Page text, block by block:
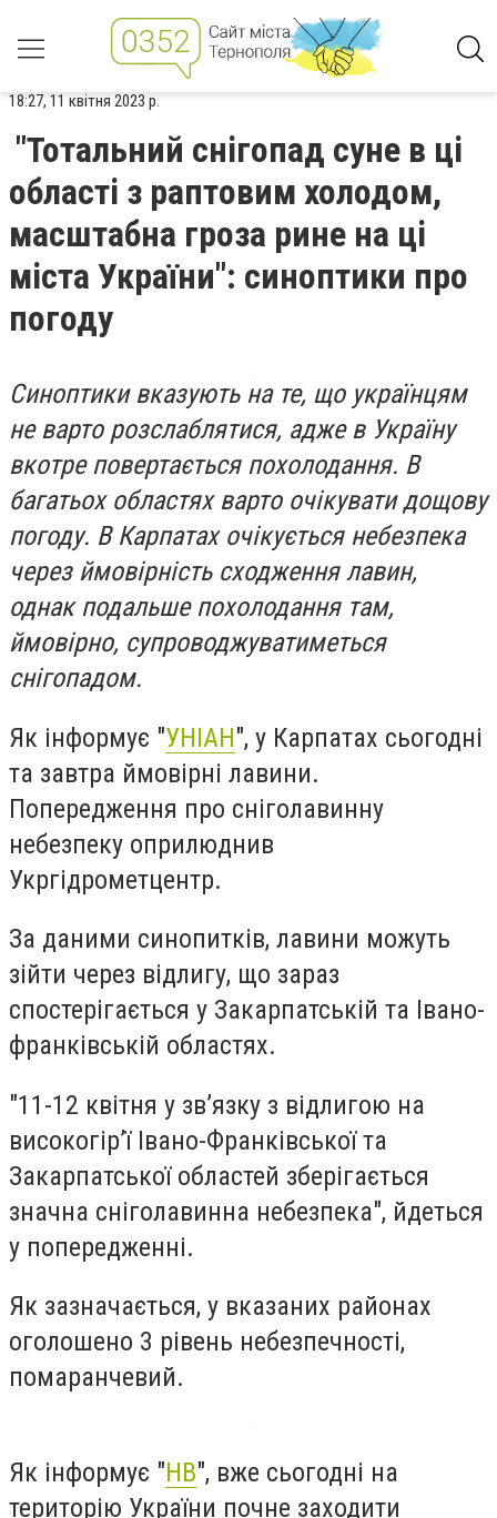
18:27, 11 квітня 2023 р.
"Тотальний снігопад суне в ці
області з раптовим холодом,
масштабна гроза рине на ці
міста України": синоптики про
погоду
Синоптики вказують на те, що українцям
не варто розслаблятися, адже в Україну
вкотре повертається похолодання. В
багатьох областях варто очікувати дощову
погоду. В Карпатах очікується небезпека
через ймовірність сходження лавин,
однак подальше похолодання там,
ймовірно, супроводжуватиметься
снігопадом.
Як інформує "УНІАН", у Карпатах сьогодні
та завтра ймовірні лавини.
Попередження про сніголавинну
небезпеку оприлюднив
Укргідрометцентр.
За даними синопитків, лавини можуть
зійти через відлигу, що зараз
спостерігається у Закарпатській та Івано-
франківській областях.
"11-12 квiтня у зв’язку з відлигою на
високогiр’ї Iвано-Франкiвської та
Закарпатської областей зберігається
значна снiголавинна небезпека", йдеться
у попередженні.
Як зазначається, у вказаних районах
оголошено 3 рівень небезпечності,
помаранчевий.
Як інформує "НВ", вже сьогодні на
територію України почне заходити